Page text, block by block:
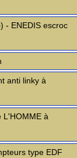
- ENEDIS escroc
anti linky à
L'HOMME à
type EDF